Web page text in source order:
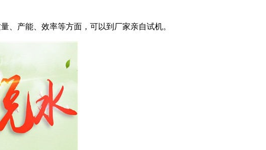
、产能、效率等方面，可以到厂家亲自试机。